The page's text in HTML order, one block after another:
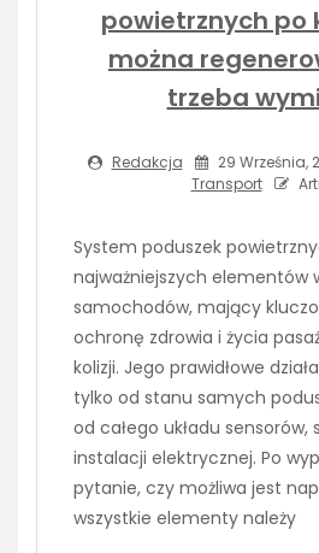
powietrznych po
można
trzeba
Redakcja 29 Września,
Transport
System poduszek
najważniejszych elementów
samochodów, mający
ochronę zdrowia i życia
kolizji. Jego prawidłowe
tylko od stanu samych
od całego układu sensorów,
instalacji elektrycznej. Po
pytanie, czy możliwa jest
wszystkie elementy należy